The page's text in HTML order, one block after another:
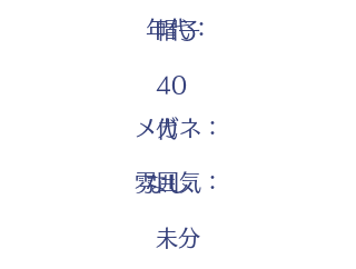
帽子
年代：
40
代
メガネ：
なし
雰囲気：
未分